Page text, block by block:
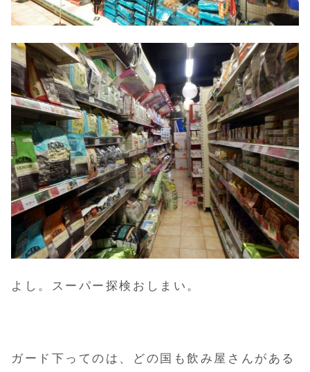
よし。スーパー探検おしまい。
ガード下ってのは、どの国も飲み屋さんがある